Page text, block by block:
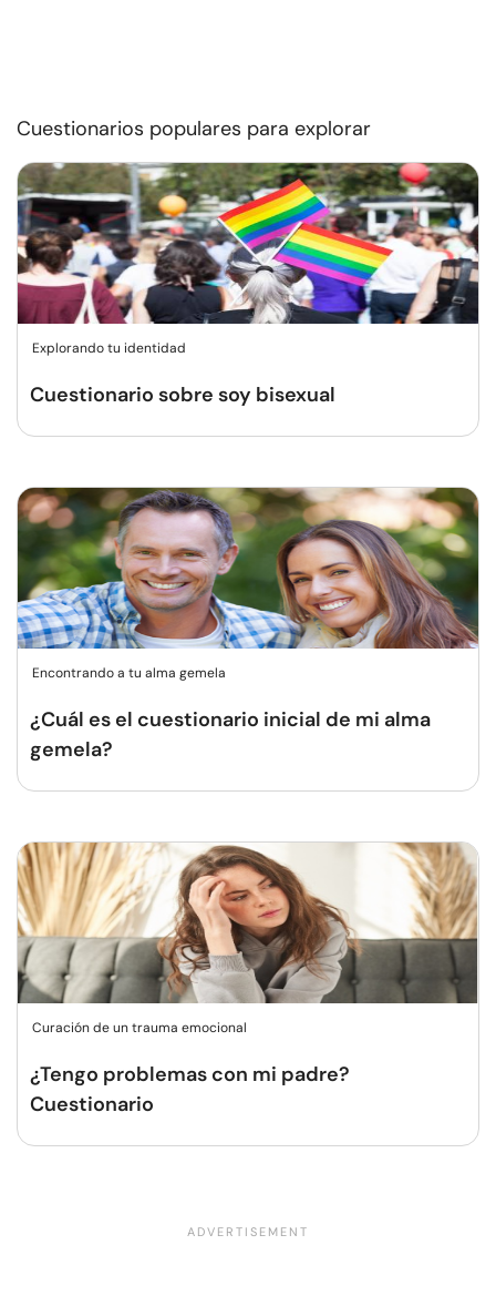
Cuestionarios populares para explorar
Explorando tu identidad
Cuestionario sobre soy bisexual
Encontrando a tu alma gemela
¿Cuál es el cuestionario inicial de mi alma
gemela?
Curación de un trauma emocional
¿Tengo problemas con mi padre?
Cuestionario